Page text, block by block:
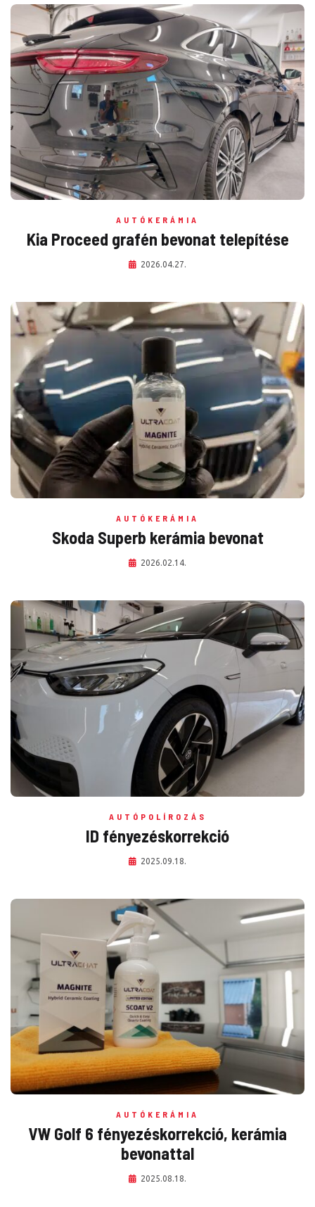
AUTÓKERÁMIA
Kia Proceed grafén bevonat telepítése
2026.04.27.
AUTÓKERÁMIA
Skoda Superb kerámia bevonat
2026.02.14.
AUTÓPOLÍROZÁS
ID fényezéskorrekció
2025.09.18.
AUTÓKERÁMIA
VW Golf 6 fényezéskorrekció, kerámia
bevonattal
2025.08.18.